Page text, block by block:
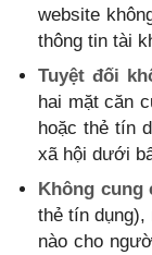
website
thông tin tài
Tuyệt đối
hai mặt căn
hoặc thẻ tín
xã hội dưới
Không cung
thẻ tín dụng),
nào cho